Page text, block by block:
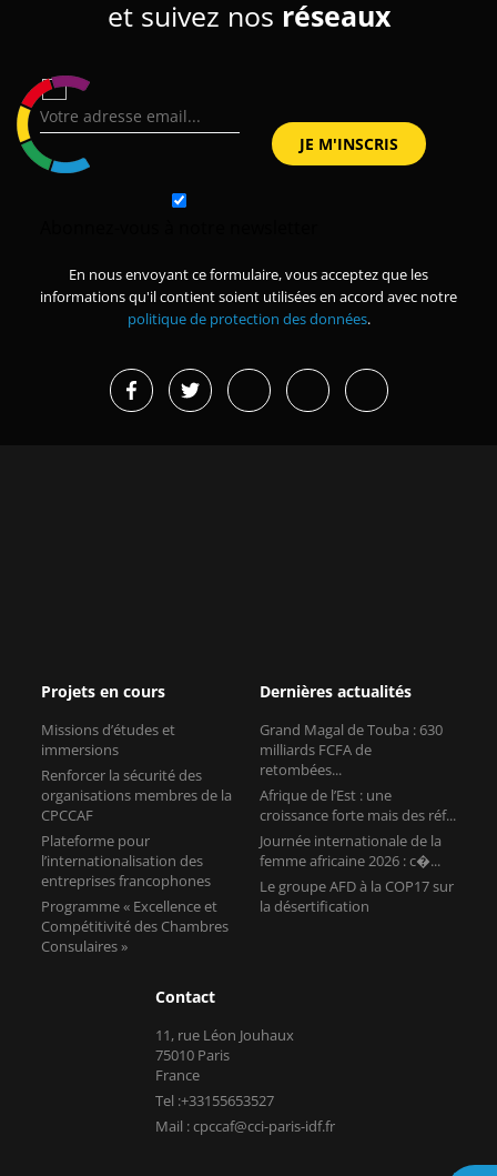
et suivez nos réseaux
En nous envoyant ce formulaire, vous acceptez que les
informations qu'il contient soient utilisées en accord avec notre
politique de protection des données.
Projets en cours
Missions d’études et
immersions
Renforcer la sécurité des
organisations membres de la
CPCCAF
Plateforme pour
l’internationalisation des
entreprises francophones
Programme « Excellence et
Compétitivité des Chambres
Consulaires »
Dernières actualités
Grand Magal de Touba : 630
milliards FCFA de
retombées...
Afrique de l’Est : une
croissance forte mais des réf...
Journée internationale de la
femme africaine 2026 : c�...
Le groupe AFD à la COP17 sur
la désertification
Contact
11, rue Léon Jouhaux
75010 Paris
France
Tel :+33155653527
Mail : cpccaf@cci-paris-idf.fr